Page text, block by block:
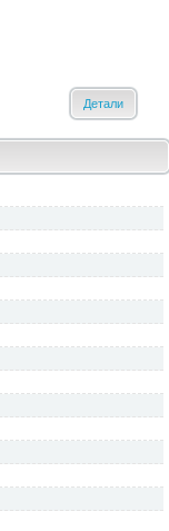
Детали